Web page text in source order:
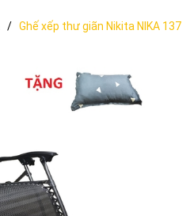
/ Ghế xếp thư giãn Nikita NIKA 137